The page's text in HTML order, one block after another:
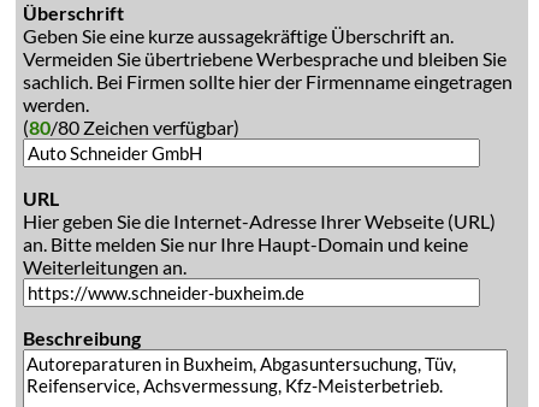
Überschrift
Geben Sie eine kurze aussagekräftige Überschrift an.
Vermeiden Sie übertriebene Werbesprache und bleiben Sie
sachlich. Bei Firmen sollte hier der Firmenname eingetragen
werden.
(80/80 Zeichen verfügbar)
URL
Hier geben Sie die Internet-Adresse Ihrer Webseite (URL)
an. Bitte melden Sie nur Ihre Haupt-Domain und keine
Weiterleitungen an.
Beschreibung